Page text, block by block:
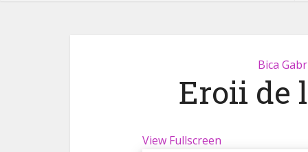
Bica
Eroii de
View Fullscreen